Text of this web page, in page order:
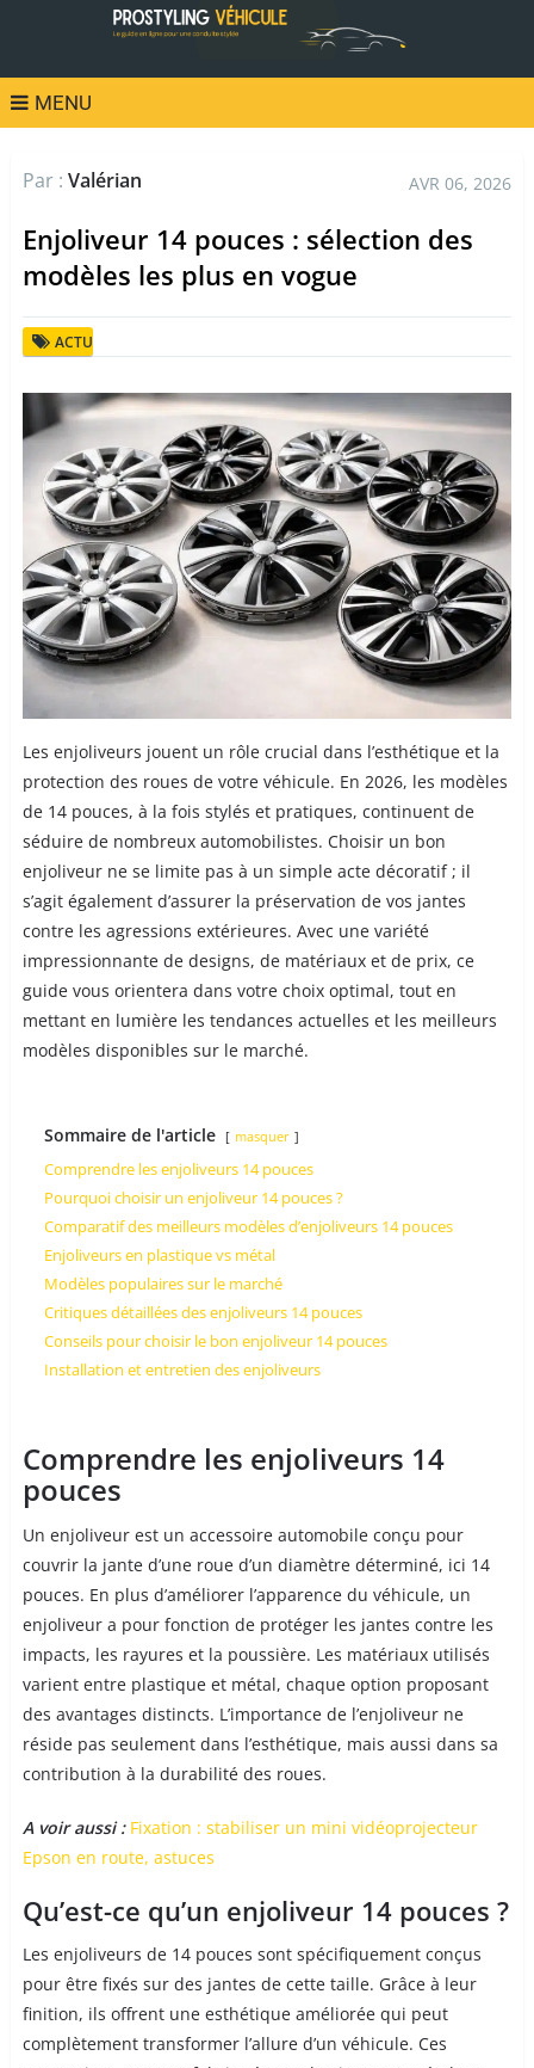
MENU
Par : Valérian AVR 06, 2026
Enjoliveur 14 pouces : sélection des
modèles les plus en vogue
ACTU
Les enjoliveurs jouent un rôle crucial dans l’esthétique et la
protection des roues de votre véhicule. En 2026, les modèles
de 14 pouces, à la fois stylés et pratiques, continuent de
séduire de nombreux automobilistes. Choisir un bon
enjoliveur ne se limite pas à un simple acte décoratif ; il
s’agit également d’assurer la préservation de vos jantes
contre les agressions extérieures. Avec une variété
impressionnante de designs, de matériaux et de prix, ce
guide vous orientera dans votre choix optimal, tout en
mettant en lumière les tendances actuelles et les meilleurs
modèles disponibles sur le marché.
Sommaire de l'article masquer
Comprendre les enjoliveurs 14 pouces
Pourquoi choisir un enjoliveur 14 pouces ?
Comparatif des meilleurs modèles d’enjoliveurs 14 pouces
Enjoliveurs en plastique vs métal
Modèles populaires sur le marché
Critiques détaillées des enjoliveurs 14 pouces
Conseils pour choisir le bon enjoliveur 14 pouces
Installation et entretien des enjoliveurs
Comprendre les enjoliveurs 14
pouces
Un enjoliveur est un accessoire automobile conçu pour
couvrir la jante d’une roue d’un diamètre déterminé, ici 14
pouces. En plus d’améliorer l’apparence du véhicule, un
enjoliveur a pour fonction de protéger les jantes contre les
impacts, les rayures et la poussière. Les matériaux utilisés
varient entre plastique et métal, chaque option proposant
des avantages distincts. L’importance de l’enjoliveur ne
réside pas seulement dans l’esthétique, mais aussi dans sa
contribution à la durabilité des roues.
A voir aussi : Fixation : stabiliser un mini vidéoprojecteur
Epson en route, astuces
Qu’est-ce qu’un enjoliveur 14 pouces ?
Les enjoliveurs de 14 pouces sont spécifiquement conçus
pour être fixés sur des jantes de cette taille. Grâce à leur
finition, ils offrent une esthétique améliorée qui peut
complètement transformer l’allure d’un véhicule. Ces